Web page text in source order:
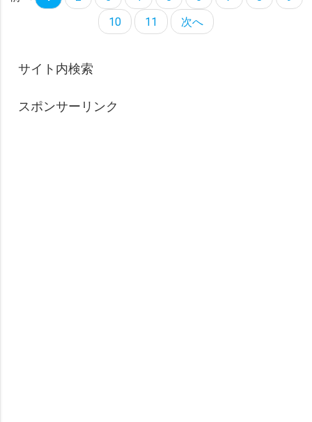
10
11 次へ
サイト内検索
スポンサーリンク